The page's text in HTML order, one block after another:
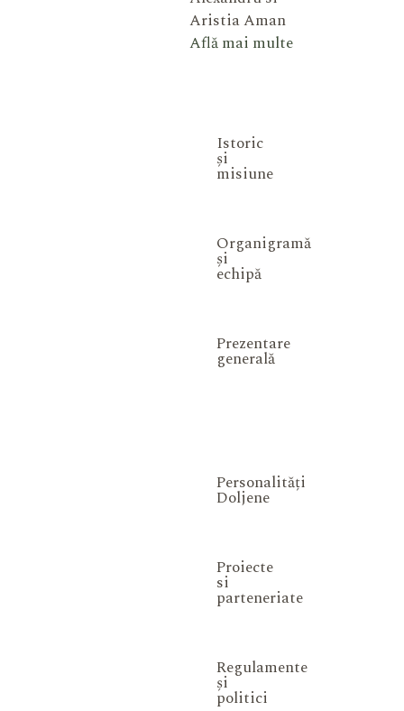
Aristia Aman
Află mai multe
Istoric
și
misiune
Organigramă
și
echipă
Prezentare
generală
Personalități
Doljene
Proiecte
si
parteneriate
Regulamente
și
politici